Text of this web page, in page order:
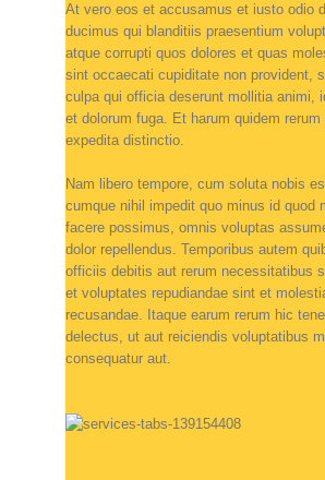
At vero eos et accusamus et iusto odio
ducimus qui blanditiis praesentium
atque corrupti quos dolores et quas
sint occaecati cupiditate non provident,
culpa qui officia deserunt mollitia animi,
et dolorum fuga. Et harum quidem
expedita distinctio.
Nam libero tempore, cum soluta nobis
cumque nihil impedit quo minus id quod
facere possimus, omnis voluptas
dolor repellendus. Temporibus autem
officiis debitis aut rerum necessitatibus
et voluptates repudiandae sint et
recusandae. Itaque earum rerum hic
delectus, ut aut reiciendis voluptatibus
consequatur aut.